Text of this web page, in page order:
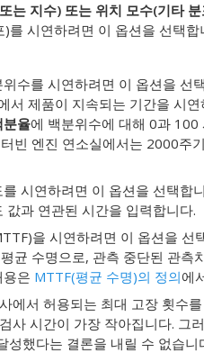
는 지수) 또는 위치 모수(기타
)를 시연하려면 이 옵션을 선택
위수를 시연하려면 이 옵션을 선
서 제품이 지속되는 기간을 시
분율에 백분위수에 대해 0과
빈 엔진 연소실에서는 2000주
를 시연하려면 이 옵션을 선택합
값과 연관된 시간을 입력합니다.
을 시연하려면 이 옵션을 선
균 수명으로, 관측 중단된 관측
은 MTTF(평균 수명)의 정의에
에서 허용되는 최대 고장 횟수
사 시간이 가장 작아집니다. 그
성했다는 결론을 내릴 수 없습